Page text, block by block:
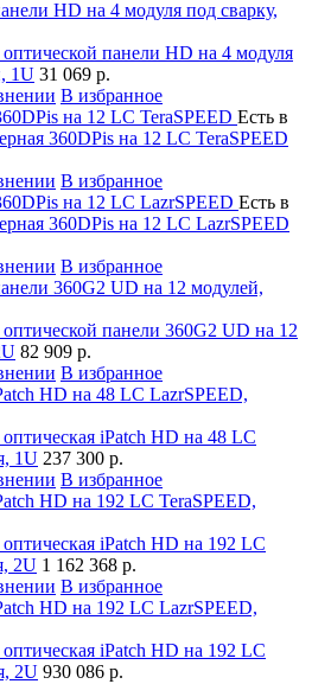
панели HD на 4 модуля
1U 31 069 р.
В избранное
Есть в
360DPis на 12 LC TeraSPEED
В избранное
Есть в
360DPis на 12 LC LazrSPEED
В избранное
панели 360G2 UD на 12
82 909 р.
В избранное
iPatch HD на 48 LC
1U 237 300 р.
В избранное
iPatch HD на 192 LC
2U 1 162 368 р.
В избранное
iPatch HD на 192 LC
2U 930 086 р.